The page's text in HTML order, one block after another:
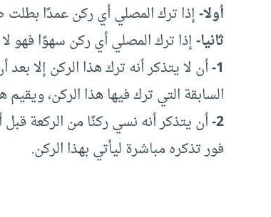
أولا-إذا ترك المصلي أي ركن عمدًا بطلت
ثانيا-إذا ترك المصلي أي ركن سهوًا فهو
1- أن لا يتذكر أنه ترك هذا الركن إلا
السابقة التي ترك فيها هذا الركن،
2- أن يتذكر أنه نسي ركنًا من الركعة
فور تذكره مباشرة ليأتي بهذا الركن.